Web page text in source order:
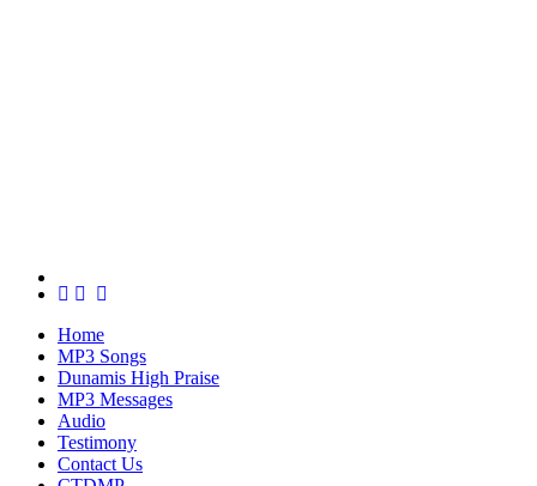
Home
MP3 Songs
Dunamis High Praise
MP3 Messages
Audio
Testimony
Contact Us